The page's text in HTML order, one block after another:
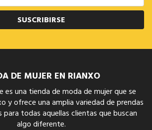
SUSCRIBIRSE
DE MUJER EN RIANXO
es una tienda de moda de mujer que se
y ofrece una amplia variedad de prendas
todas aquellas clientas que buscan
algo diferente.